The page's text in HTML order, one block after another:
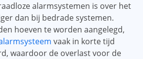
alarmsystemen is over het
dan bij bedrade systemen.
hoeven te worden aangelegd,
vaak in korte tijd
waardoor de overlast voor de